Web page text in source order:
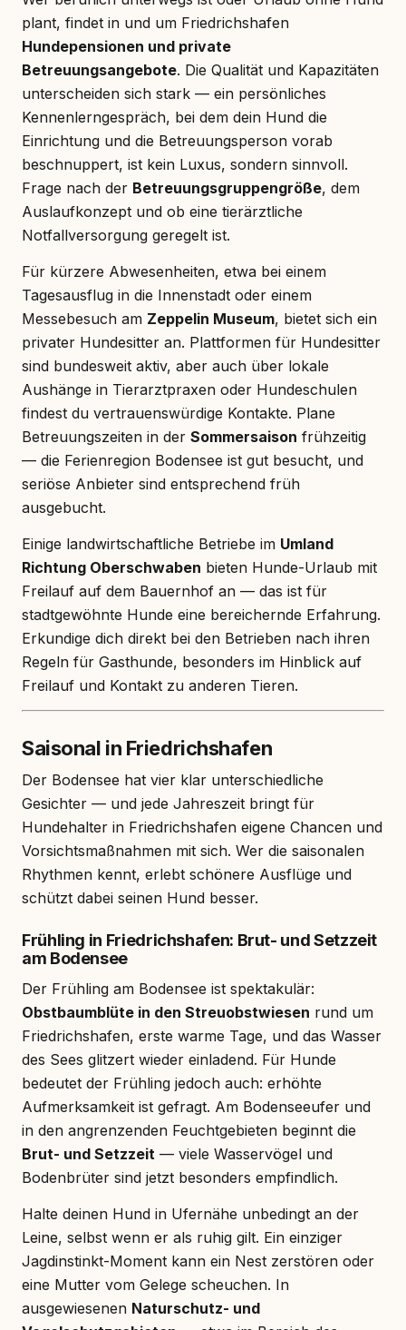
plant, findet in und um Friedrichshafen
Hundepensionen und private
Betreuungsangebote. Die Qualität und Kapazitäten
unterscheiden sich stark — ein persönliches
Kennenlerngespräch, bei dem dein Hund die
Einrichtung und die Betreuungsperson vorab
beschnuppert, ist kein Luxus, sondern sinnvoll.
Frage nach der Betreuungsgruppengröße, dem
Auslaufkonzept und ob eine tierärztliche
Notfallversorgung geregelt ist.
Für kürzere Abwesenheiten, etwa bei einem
Tagesausflug in die Innenstadt oder einem
Messebesuch am Zeppelin Museum, bietet sich ein
privater Hundesitter an. Plattformen für Hundesitter
sind bundesweit aktiv, aber auch über lokale
Aushänge in Tierarztpraxen oder Hundeschulen
findest du vertrauenswürdige Kontakte. Plane
Betreuungszeiten in der Sommersaison frühzeitig
— die Ferienregion Bodensee ist gut besucht, und
seriöse Anbieter sind entsprechend früh
ausgebucht.
Einige landwirtschaftliche Betriebe im Umland
Richtung Oberschwaben bieten Hunde-Urlaub mit
Freilauf auf dem Bauernhof an — das ist für
stadtgewöhnte Hunde eine bereichernde Erfahrung.
Erkundige dich direkt bei den Betrieben nach ihren
Regeln für Gasthunde, besonders im Hinblick auf
Freilauf und Kontakt zu anderen Tieren.
Saisonal in Friedrichshafen
Der Bodensee hat vier klar unterschiedliche
Gesichter — und jede Jahreszeit bringt für
Hundehalter in Friedrichshafen eigene Chancen und
Vorsichtsmaßnahmen mit sich. Wer die saisonalen
Rhythmen kennt, erlebt schönere Ausflüge und
schützt dabei seinen Hund besser.
Frühling in Friedrichshafen: Brut- und Setzzeit
am Bodensee
Der Frühling am Bodensee ist spektakulär:
Obstbaumblüte in den Streuobstwiesen rund um
Friedrichshafen, erste warme Tage, und das Wasser
des Sees glitzert wieder einladend. Für Hunde
bedeutet der Frühling jedoch auch: erhöhte
Aufmerksamkeit ist gefragt. Am Bodenseeufer und
in den angrenzenden Feuchtgebieten beginnt die
Brut- und Setzzeit — viele Wasservögel und
Bodenbrüter sind jetzt besonders empfindlich.
Halte deinen Hund in Ufernähe unbedingt an der
Leine, selbst wenn er als ruhig gilt. Ein einziger
Jagdinstinkt-Moment kann ein Nest zerstören oder
eine Mutter vom Gelege scheuchen. In
ausgewiesenen Naturschutz- und